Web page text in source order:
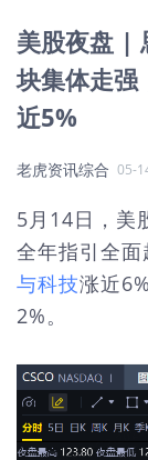
美股夜盘 |
块集体走强
近5%
老虎资讯综合 05-
5月14日，美
全年指引全面
与科技涨近
2%。